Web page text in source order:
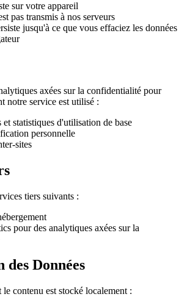
sur votre appareil
pas transmis à nos serveurs
jusqu'à ce que vous effaciez les données
axées sur la confidentialité pour
notre service est utilisé :
et statistiques d'utilisation de base
personnelle
sites
tiers suivants :
pour des analytiques axées sur la
des Données
contenu est stocké localement :